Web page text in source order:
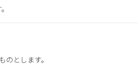
とします。